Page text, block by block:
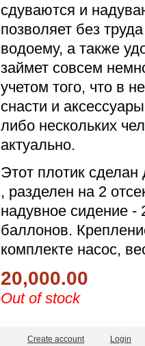
сдуваются и
позволяет без
водоему, а также
займет совсем
учетом того, что в
снасти и
либо нескольких
актуально.
Этот плотик сделан
, разделен на 2
надувное сидение -
баллонов.
комплекте насос,
20,000.00
Out of stock
Create account Login